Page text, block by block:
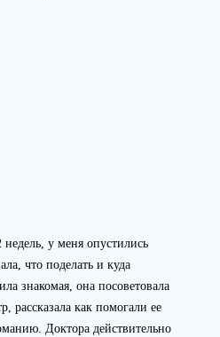
у меня опустились
что поделать и куда
знакомая, она посоветовала
рассказала как помогали ее
Доктора действительно